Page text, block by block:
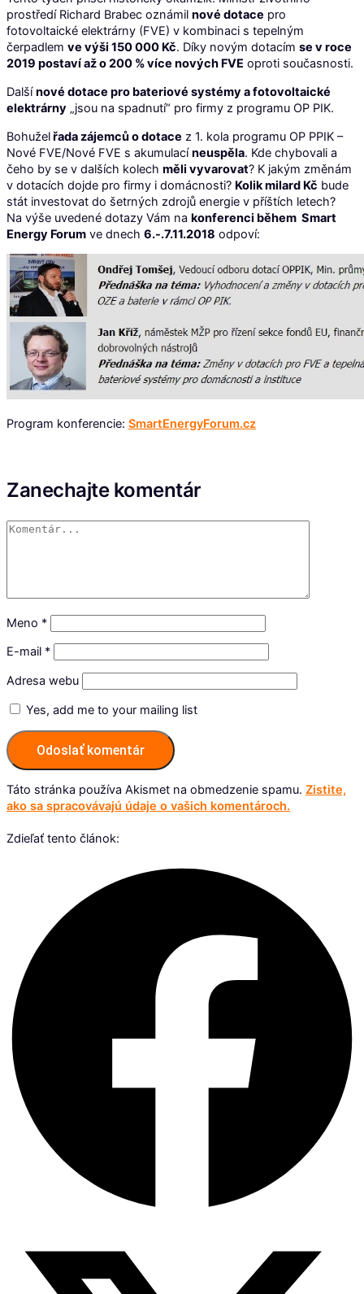
prostředí Richard Brabec oznámil nové dotace pro
fotovoltaické elektrárny (FVE) v kombinaci s tepelným
čerpadlem ve výši 150 000 Kč. Díky novým dotacím se v roce
2019 postaví až o 200 % více nových FVE oproti současnosti.
Dalšínové dotace pro bateriové systémy a fotovoltaické
elektrárny „jsou na spadnutí“ pro firmy z programu OP PIK.
Bohuželřada zájemců o dotace z 1. kola programu OP PPIK –
Nové FVE/Nové FVE s akumulacíneuspěla. Kde chybovali a
čeho by se v dalších kolech měli vyvarovat? K jakým změnám
v dotacích dojde pro firmy i domácnosti? Kolik milard Kč bude
stát investovat do šetrných zdrojů energie v příštích letech?
Na výše uvedené dotazy Vám na konferenci během Smart
Energy Forum ve dnech 6.-.7.11.2018 odpoví:
Program konferencie: SmartEnergyForum.cz
Zanechajte komentár
Meno *
E-mail *
Adresa webu
Yes, add me to your mailing list
Táto stránka používa Akismet na obmedzenie spamu. Zistite,
ako sa spracovávajú údaje o vašich komentároch.
Zdieľať tento článok: